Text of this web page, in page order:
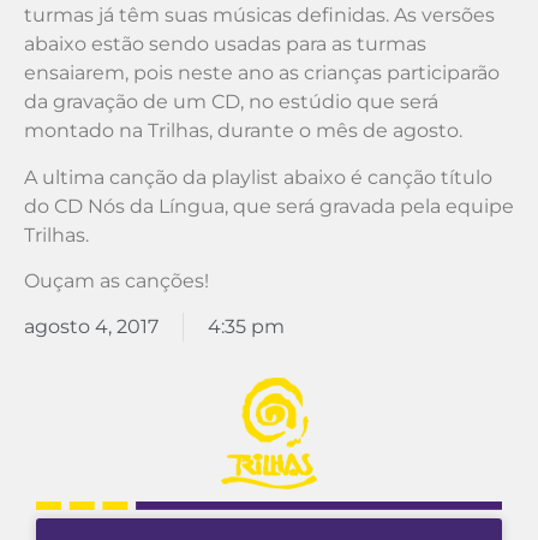
turmas já têm suas músicas definidas. As versões
abaixo estão sendo usadas para as turmas
ensaiarem, pois neste ano as crianças participarão
da gravação de um CD, no estúdio que será
montado na Trilhas, durante o mês de agosto.
A ultima canção da playlist abaixo é canção título
do CD Nós da Língua, que será gravada pela equipe
Trilhas.
Ouçam as canções!
agosto 4, 2017 4:35 pm